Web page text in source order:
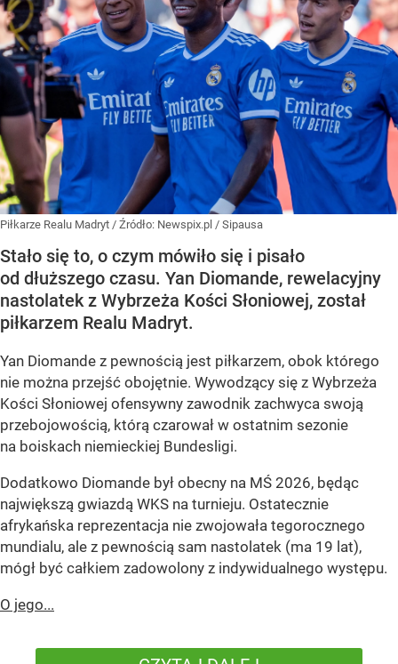
Piłkarze Realu Madryt / Źródło: Newspix.pl / Sipausa
Stało się to, o czym mówiło się i pisało
od dłuższego czasu. Yan Diomande, rewelacyjny
nastolatek z Wybrzeża Kości Słoniowej, został
piłkarzem Realu Madryt.
Yan Diomande z pewnością jest piłkarzem, obok którego
nie można przejść obojętnie. Wywodzący się z Wybrzeża
Kości Słoniowej ofensywny zawodnik zachwyca swoją
przebojowością, którą czarował w ostatnim sezonie
na boiskach niemieckiej Bundesligi.
Dodatkowo Diomande był obecny na MŚ 2026, będąc
największą gwiazdą WKS na turnieju. Ostatecznie
afrykańska reprezentacja nie zwojowała tegorocznego
mundialu, ale z pewnością sam nastolatek (ma 19 lat),
mógł być całkiem zadowolony z indywidualnego występu.
O jego...